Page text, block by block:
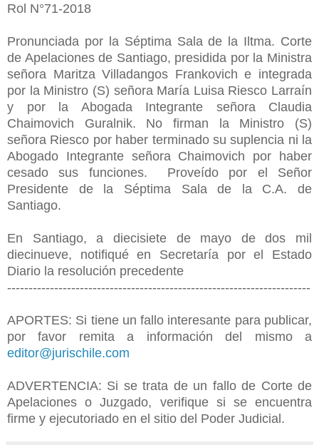
Rol N°71-2018
Pronunciada por la Séptima Sala de la Iltma. Corte
de Apelaciones de Santiago, presidida por la Ministra
señora Maritza Villadangos Frankovich e integrada
por la Ministro (S) señora María Luisa Riesco Larraín
y por la Abogada Integrante señora Claudia
Chaimovich Guralnik. No firman la Ministro (S)
señora Riesco por haber terminado su suplencia ni la
Abogado Integrante señora Chaimovich por haber
cesado sus funciones. Proveído por el Señor
Presidente de la Séptima Sala de la C.A. de
Santiago.
En Santiago, a diecisiete de mayo de dos mil
diecinueve, notifiqué en Secretaría por el Estado
Diario la resolución precedente
-----------------------------------------------------------------------
APORTES: Si tiene un fallo interesante para publicar,
por favor remita a información del mismo a
editor@jurischile.com
ADVERTENCIA: Si se trata de un fallo de Corte de
Apelaciones o Juzgado, verifique si se encuentra
firme y ejecutoriado en el sitio del Poder Judicial.